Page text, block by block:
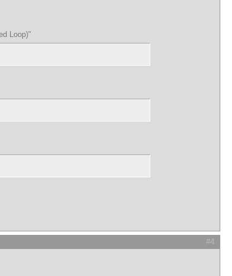
Loop)"
#4